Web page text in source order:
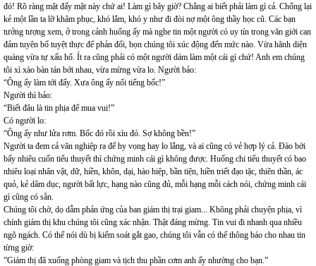
đó! Rõ ràng mặt đấy mặt này chứ ai! Làm gì bây giờ? Chẳng ai biết phải làm gì cả. Chống lại
kẻ một lần ta lỡ khâm phục, khó lắm, khó y như đi đòi nợ một ông thầy học cũ. Các bạn
tưởng tượng xem, ở trong cảnh huống ấy mà nghe tin một người có uy tín trong văn giới can
đảm tuyên bố tuyệt thực để phản đối, bọn chúng tôi xúc động đến mức nào. Vừa hãnh diện
quàng vừa tự xấu hổ. Ít ra cũng phải có một người dám làm một cái gì chứ! Anh em chúng
tôi xì xào bàn tán bới nhau, vừa mừng vừa lo. Người bảo:
“Ông ấy làm tới đấy. Xưa ông ấy nổi tiếng bốc!”
Người thì bảo:
“Biết đâu là tin phịa để mua vui!”
Có người lo:
“Ông ấy như lửa rơm. Bốc đó rồi xìu đó. Sợ không bền!”
Người ta đem cả văn nghiệp ra để hy vọng hay lo lắng, và ai cũng có vẻ hợp lý cả. Đào bới
bấy nhiêu cuốn tiểu thuyết thì chứng minh cái gì không được. Huống chi tiểu thuyết có bao
nhiêu loại nhân vật, dữ, hiền, khôn, dại, hào hiệp, bần tiện, hiền triết đạo tặc, thiên thần, ác
quỏ, kẻ dâm dục, người bất lực, hạng nào cũng đủ, mỗi hạng mỗi cách nói, chứng minh cái
gì cũng có sẵn.
Chúng tôi chờ, dọ dẫm phản ứng của ban giám thị trại giam... Không phải chuyện phịa, vì
chính giám thị khu chúng tôi cũng xác nhận. Thật đáng mừng. Tin vui đi nhanh qua nhiều
ngõ ngách. Có thể nói dù bị kiểm soát gắt gao, chúng tôi vẫn có thể thông báo cho nhau tin
từng giờ:
”Giám thị đã xuống phòng giam và tịch thu phần cơm anh ấy nhường cho bạn.”